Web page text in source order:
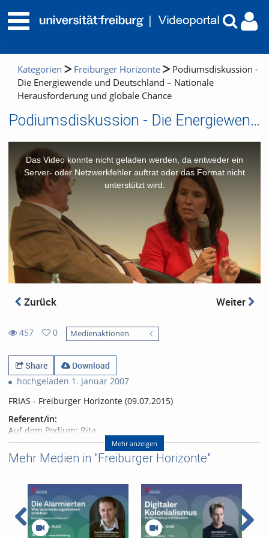
Kategorien Freiburger Horizonte
Podiumsdiskussion -
Die Energiewende und Deutschland – Nationale
Herausforderung und globale Chance
Podiumsdiskussion - Die Energiewende und Deutschland – Nationale Herausforderung und globale Chance
modal
window.
Das Video konnte nicht geladen werden, da entweder ein
Server- oder Netzwerkfehler auftrat oder das Format nicht
unterstützt wird.
Zurück Weiter
457
views
0
favorites
Medienaktionen
Share
Download
hochgeladen 1. Januar 2007
FRIAS - Freiburger Horizonte (09.07.2015)
Referent/in:
Auf dem Podium: Rita
Schwarzelühr-Sutter, MdB,
Parlamentarische
Staatssekretärin im
Umwelt, Naturschutz, Bau und
Reaktorsicherheit Prof. Dr.
Eicke R. Weber, Leiter des
Freiburger Fraunhofer-Instituts
für Solare Energiesysteme ISE,
Mehr anzeigen
Mehr Medien in "Freiburger Horizonte"